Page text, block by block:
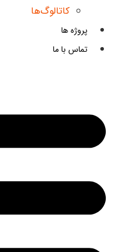
کاتالوگ‌ها
پروژه ها
تماس با ما